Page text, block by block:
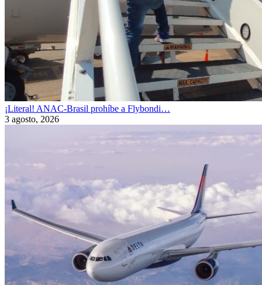
¡Literal! ANAC-Brasil prohíbe a Flybondi…
3 agosto, 2026